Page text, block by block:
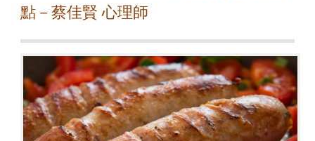
點－蔡佳賢 心理師